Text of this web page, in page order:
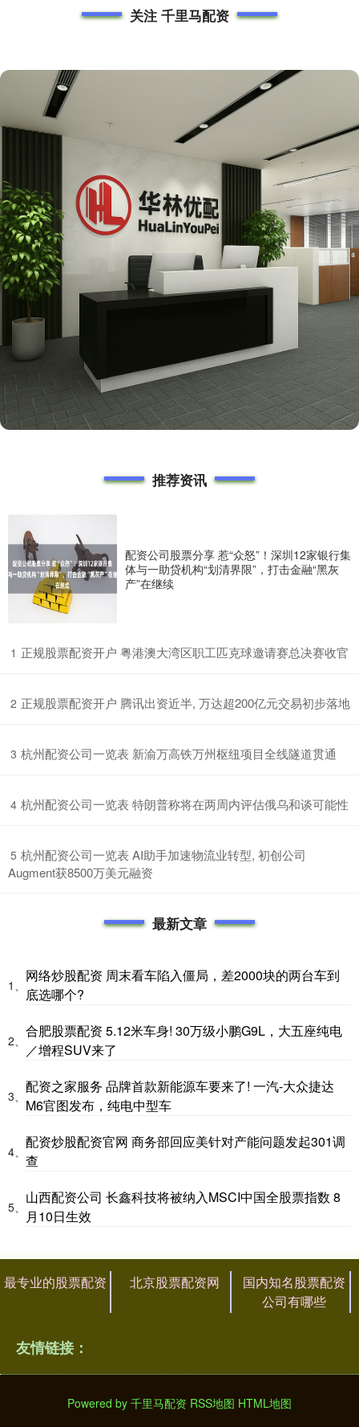
关注 千里马配资
推荐资讯
配资公司股票分享 惹“众怒”！深圳12家银行集
体与一助贷机构“划清界限”，打击金融“黑灰
产”在继续
1 ​正规股票配资开户 粤港澳大湾区职工匹克球邀请赛总决赛收官
2 ​正规股票配资开户 腾讯出资近半, 万达超200亿元交易初步落地
3 ​杭州配资公司一览表 新渝万高铁万州枢纽项目全线隧道贯通
4 ​杭州配资公司一览表 特朗普称将在两周内评估俄乌和谈可能性
5 ​杭州配资公司一览表 AI助手加速物流业转型, 初创公司
Augment获8500万美元融资
最新文章
1、
网络炒股配资 周末看车陷入僵局，差2000块的两台车到
底选哪个?
2、
合肥股票配资 5.12米车身! 30万级小鹏G9L，大五座纯电
／增程SUV来了
3、
配资之家服务 品牌首款新能源车要来了! 一汽-大众捷达
M6官图发布，纯电中型车
4、
配资炒股配资官网 商务部回应美针对产能问题发起301调
查
5、
山西配资公司 长鑫科技将被纳入MSCI中国全股票指数 8
月10日生效
最专业的股票配资 北京股票配资网
国内知名股票配资
公司有哪些
友情链接：
Powered by 千里马配资 RSS地图 HTML地图